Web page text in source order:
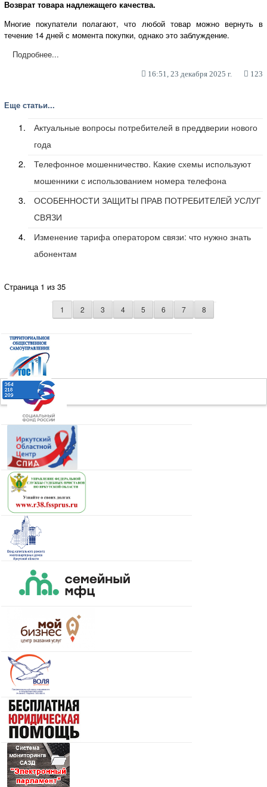
Возврат товара надлежащего качества.
Многие покупатели полагают, что любой товар можно вернуть в
течение 14 дней с момента покупки, однако это заблуждение.
Подробнее...
16:51, 23 декабря 2025 г. 123
Еще статьи...
Актуальные вопросы потребителей в преддверии нового
года
Телефонное мошенничество. Какие схемы используют
мошенники с использованием номера телефона
ОСОБЕННОСТИ ЗАЩИТЫ ПРАВ ПОТРЕБИТЕЛЕЙ УСЛУГ
СВЯЗИ
Изменение тарифа оператором связи: что нужно знать
абонентам
Страница 1 из 35
1 2 3 4 5 6 7 8